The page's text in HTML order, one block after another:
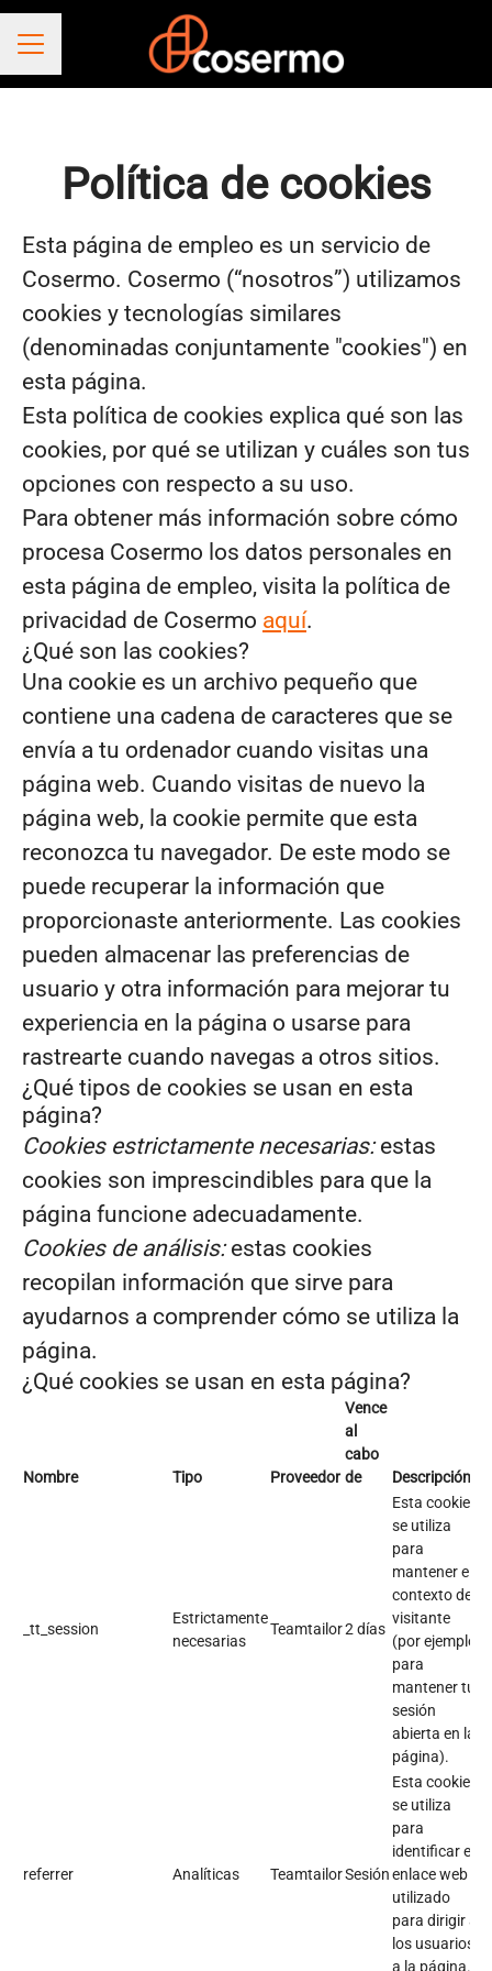
MENÚ DE EMPLEO
Política de cookies
Esta página de empleo es un servicio de
Cosermo. Cosermo (“nosotros”) utilizamos
cookies y tecnologías similares
(denominadas conjuntamente "cookies") en
esta página.
Esta política de cookies explica qué son las
cookies, por qué se utilizan y cuáles son tus
opciones con respecto a su uso.
Para obtener más información sobre cómo
procesa Cosermo los datos personales en
esta página de empleo, visita la política de
privacidad de Cosermo aquí.
¿Qué son las cookies?
Una cookie es un archivo pequeño que
contiene una cadena de caracteres que se
envía a tu ordenador cuando visitas una
página web. Cuando visitas de nuevo la
página web, la cookie permite que esta
reconozca tu navegador. De este modo se
puede recuperar la información que
proporcionaste anteriormente. Las cookies
pueden almacenar las preferencias de
usuario y otra información para mejorar tu
experiencia en la página o usarse para
rastrearte cuando navegas a otros sitios.
¿Qué tipos de cookies se usan en esta
página?
Cookies estrictamente necesarias:estas
cookies son imprescindibles para que la
página funcione adecuadamente.
Cookies de análisis:estas cookies
recopilan información que sirve para
ayudarnos a comprender cómo se utiliza la
página.
¿Qué cookies se usan en esta página?
Nombre Tipo Proveedor
Vence
al
cabo
de
Descripción
_tt_session
Estrictamente
necesarias
Teamtailor2 días
Esta cookie
se utiliza
para
mantener el
contexto del
visitante
(por ejemplo,
para
mantener tu
sesión
abierta en la
página).
referrer Analíticas TeamtailorSesión
Esta cookie
se utiliza
para
identificar el
enlace web
utilizado
para dirigir a
los usuarios
a la página.